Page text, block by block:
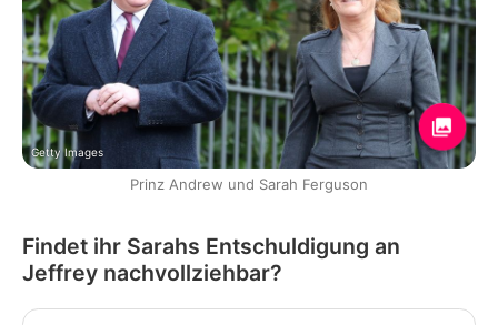
Getty Images
Prinz Andrew und Sarah Ferguson
Findet ihr Sarahs Entschuldigung an
Jeffrey nachvollziehbar?